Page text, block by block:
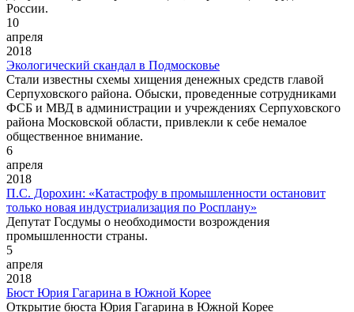
России.
10
апреля
2018
Экологический скандал в Подмосковье
Стали известны схемы хищения денежных средств главой
Серпуховского района. Обыски, проведенные сотрудниками
ФСБ и МВД в администрации и учреждениях Серпуховского
района Московской области, привлекли к себе немалое
общественное внимание.
6
апреля
2018
П.С. Дорохин: «Катастрофу в промышленности остановит
только новая индустриализация по Росплану»
Депутат Госдумы о необходимости возрождения
промышленности страны.
5
апреля
2018
Бюст Юрия Гагарина в Южной Корее
Открытие бюста Юрия Гагарина в Южной Корее